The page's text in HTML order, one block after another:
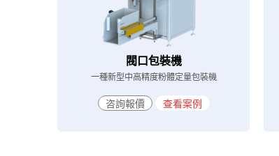
閥口包裝機
一種新型中高精度粉體定量包裝機
咨詢報價 查看案例